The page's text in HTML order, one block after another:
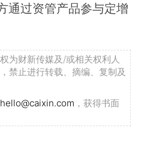
通过资管产品参与定增
为财新传媒及/或相关权利人
禁止进行转载、摘编、复制及
hello@caixin.com ，获得书面